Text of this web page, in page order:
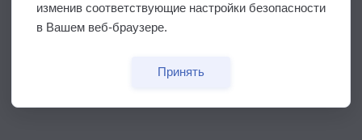
изменив соответствующие настройки безопасности
в Вашем веб-браузере.
Принять